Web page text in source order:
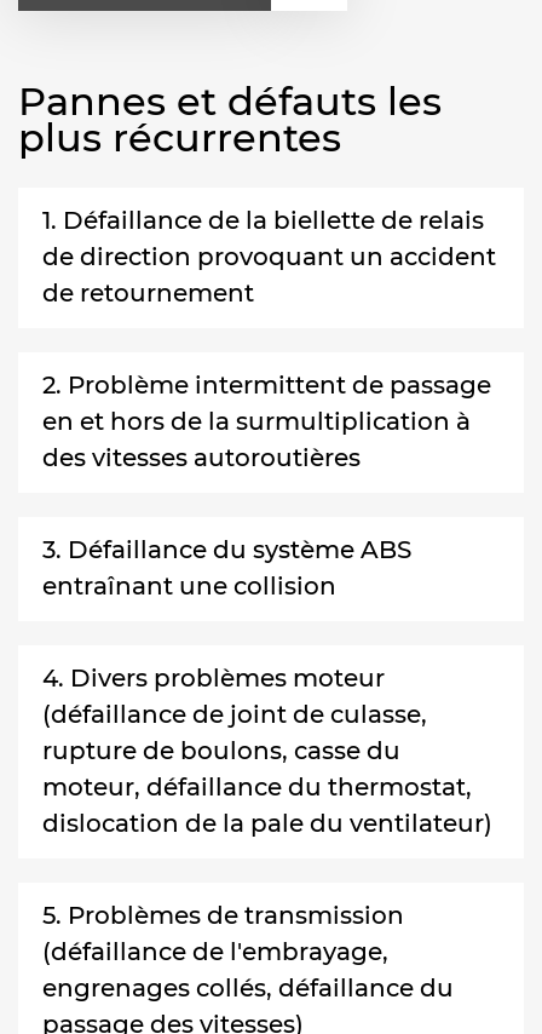
Pannes et défauts les
plus récurrentes
1. Défaillance de la biellette de relais
de direction provoquant un accident
de retournement
2. Problème intermittent de passage
en et hors de la surmultiplication à
des vitesses autoroutières
3. Défaillance du système ABS
entraînant une collision
4. Divers problèmes moteur
(défaillance de joint de culasse,
rupture de boulons, casse du
moteur, défaillance du thermostat,
dislocation de la pale du ventilateur)
5. Problèmes de transmission
(défaillance de l'embrayage,
engrenages collés, défaillance du
passage des vitesses)